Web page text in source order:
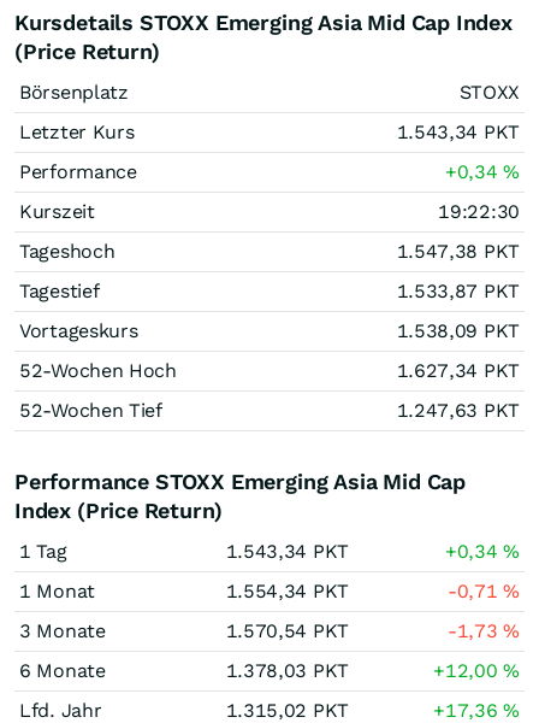
Kursdetails STOXX Emerging Asia Mid Cap Index
(Price Return)
Börsenplatz
STOXX
Letzter Kurs
1.543,34 PKT
Performance
+0,34%
Kurszeit
19:22:30
Tageshoch
1.547,38 PKT
Tagestief
1.533,87 PKT
Vortageskurs
1.538,09 PKT
52-Wochen Hoch
1.627,34 PKT
52-Wochen Tief
1.247,63 PKT
Performance STOXX Emerging Asia Mid Cap
Index (Price Return)
1 Tag 1.543,34 PKT +0,34%
1 Monat
1.554,34 PKT -0,71%
3 Monate
1.570,54 PKT -1,73%
6 Monate
1.378,03 PKT +12,00%
Lfd. Jahr
1.315,02 PKT +17,36%